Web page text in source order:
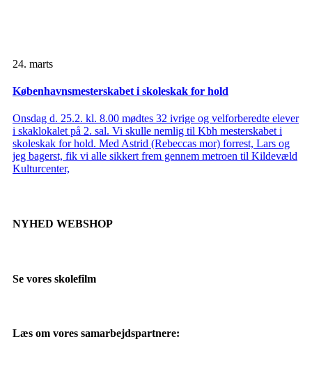
24. marts
Københavnsmesterskabet i skoleskak for hold
Onsdag d. 25.2. kl. 8.00 mødtes 32 ivrige og velforberedte elever
i skaklokalet på 2. sal. Vi skulle nemlig til Kbh mesterskabet i
skoleskak for hold. Med Astrid (Rebeccas mor) forrest, Lars og
jeg bagerst, fik vi alle sikkert frem gennem metroen til Kildevæld
Kulturcenter,
NYHED WEBSHOP
Se vores skolefilm
Læs om vores samarbejdspartnere: